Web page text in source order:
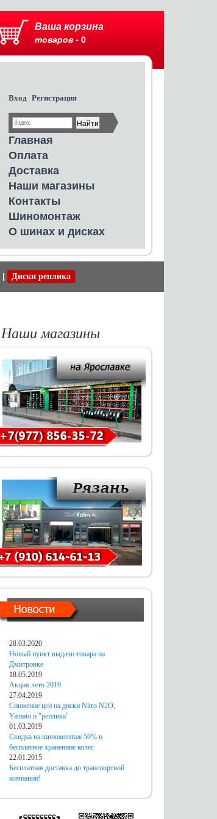
Ваша корзина
товаров - 0
Вход Регистрация
Главная
Оплата
Доставка
Наши магазины
Контакты
Шиномонтаж
О шинах и дисках
| Диски реплика
Наши магазины
28.03.2020
Новый пункт выдачи товара на
Дмитровке
18.05.2019
Акция лето 2019
27.04.2019
Снижение цен на диски Nitro N2O,
Yamato и "реплика"
01.03.2019
Скидка на шиномонтаж 50% и
бесплатное хранениие колес
22.01.2015
Бесплатная доставка до транспортной
компании!